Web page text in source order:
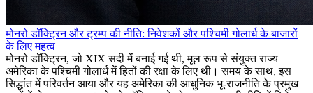
मोनरो डॉक्ट्रिन और ट्रम्प की नीति: निवेशकों और पश्चिमी गोलार्ध के बाजारों
के लिए महत्व
मोनरो डॉक्ट्रिन, जो XIX सदी में बनाई गई थी, मूल रूप से संयुक्त राज्य
अमेरिका के पश्चिमी गोलार्ध में हितों की रक्षा के लिए थी। समय के साथ, इस
सिद्धांत में परिवर्तन आया और यह अमेरिका की आधुनिक भू-राजनीति के प्रमुख